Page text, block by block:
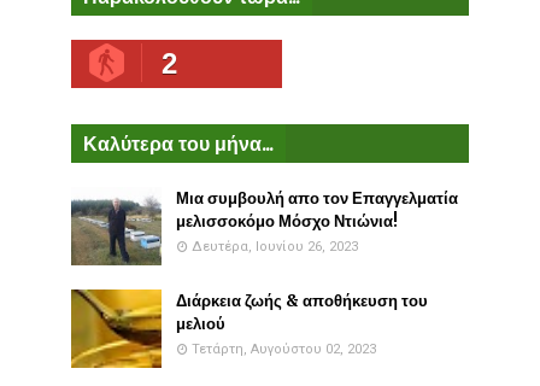
2
Καλύτερα του μήνα...
Μια συμβουλή απο τον Επαγγελματία
μελισσοκόμο Μόσχο Ντιώνια!
Δευτέρα, Ιουνίου 26, 2023
Διάρκεια ζωής & αποθήκευση του
μελιού
Τετάρτη, Αυγούστου 02, 2023